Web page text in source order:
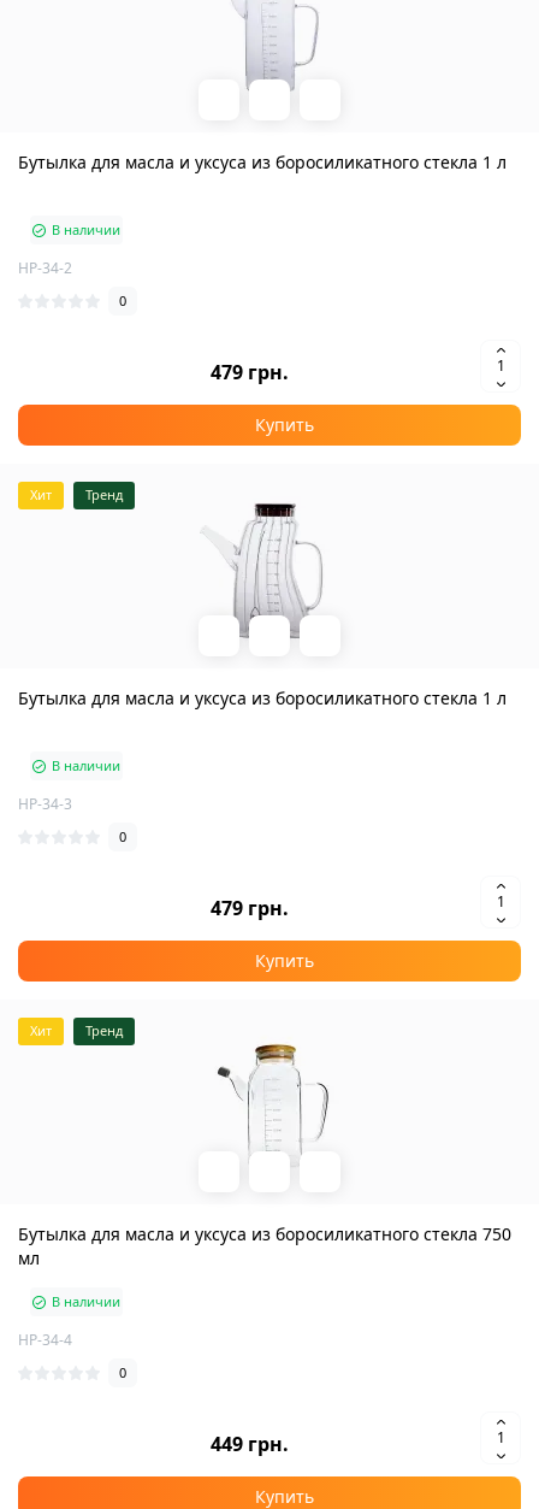
Бутылка для масла и уксуса из боросиликатного стекла 1 л
В наличии
HP-34-2
0
479 грн.
Купить
Хит Тренд
Бутылка для масла и уксуса из боросиликатного стекла 1 л
В наличии
HP-34-3
0
479 грн.
Купить
Хит Тренд
Бутылка для масла и уксуса из боросиликатного стекла 750
мл
В наличии
HP-34-4
0
449 грн.
Купить